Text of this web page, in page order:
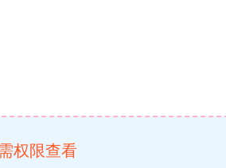
权限查看